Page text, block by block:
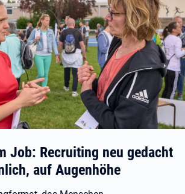
Job: Recruiting neu gedacht
auf Augenhöhe